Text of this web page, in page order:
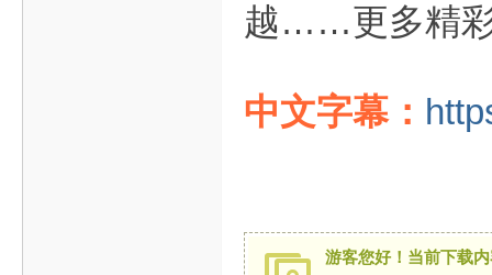
越……更多精
中文字幕：
游客您好！当前下载